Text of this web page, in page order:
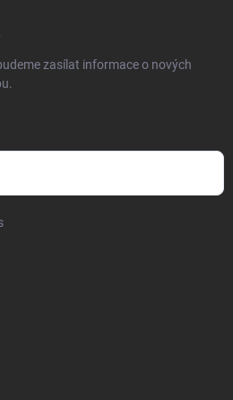
zasílat informace o nových